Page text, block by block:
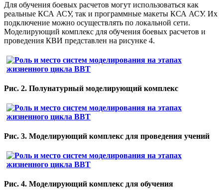
Для обучения боевых расчетов могут использоваться как
реальные КСА АСУ, так и программные макеты КСА АСУ. Их
подключение можно осуществлять по локальной сети.
Моделирующий комплекс для обучения боевых расчетов и
проведения КВИ представлен на рисунке 4.
Рис. 2. Полунатурный моделирующий комплекс
Рис. 3. Моделирующий комплекс для проведения учений
Рис. 4. Моделирующий комплекс для обучения